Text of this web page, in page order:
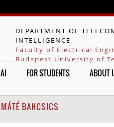
DEPARTMENT OF
INTELLIGENCE
Faculty of Electrical
Budapest University of
AI FOR STUDENTS ABOUT
MÁTÉ BANCSICS